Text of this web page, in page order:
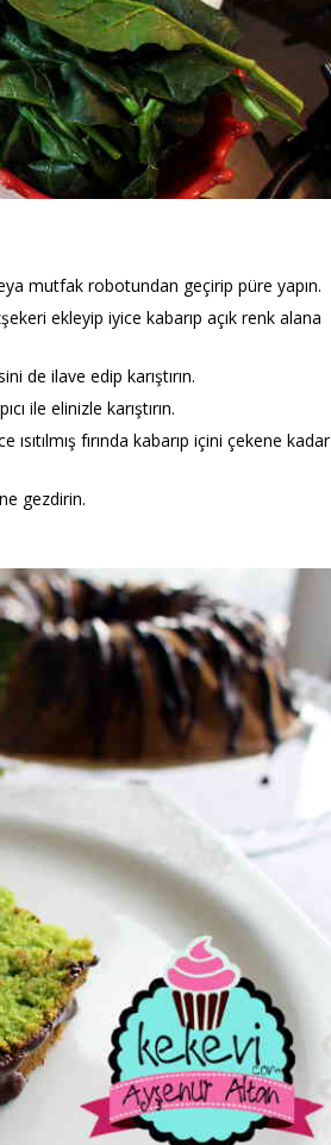
mutfak robotundan geçirip püre yapın.
ekleyip iyice kabarıp açık renk alana
de ilave edip karıştırın.
ile elinizle karıştırın.
ısıtılmış fırında kabarıp içini çekene kadar
gezdirin.